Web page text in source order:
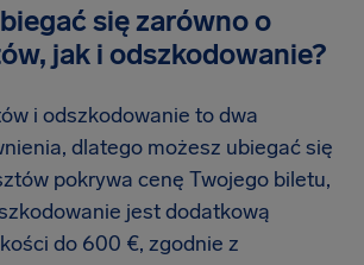
się zarówno o
jak i odszkodowanie?
i odszkodowanie to dwa
dlatego możesz ubiegać się
pokrywa cenę Twojego biletu,
jest dodatkową
do 600 €, zgodnie z